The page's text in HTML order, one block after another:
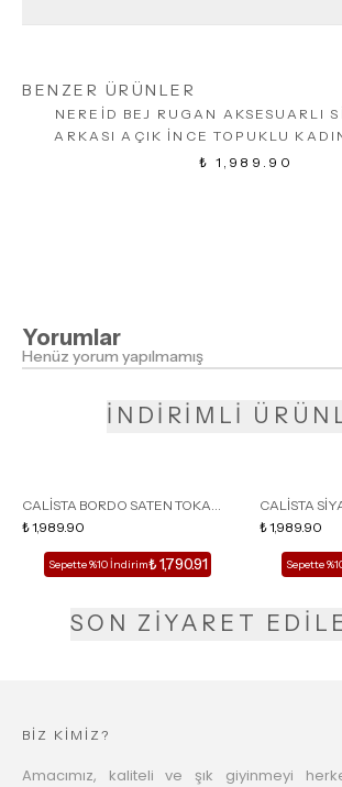
BENZER ÜRÜNLER
NEREİD BEJ RUGAN AKSESUARLI
ARKASI AÇIK İNCE TOPUKLU
₺ 1,989.90
Yorumlar
Henüz yorum yapılmamış
İNDİRİMLİ
CALİSTA BORDO SATEN TOKA
DETAY SİVRİ BURUN KADIN
TOPUKLU TERLİK
₺ 1,989.90
Sepette %10 İndirim₺ 1,790.91
CALİSTA
DETAY SİVRİ
TOPUKLU
₺ 1,989.90
Sepette
SON ZİYARET
BİZ KİMİZ?
Amacımız, kaliteli ve şık giyinmeyi